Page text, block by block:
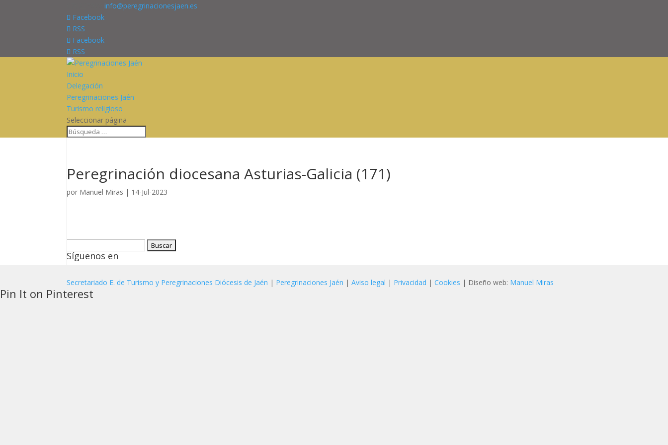
info@peregrinacionesjaen.es
Facebook
RSS
Facebook
RSS
Inicio
Delegación
Peregrinaciones Jaén
Turismo religioso
Seleccionar página
Peregrinación diocesana Asturias-Galicia (171)
por Manuel Miras | 14-Jul-2023
Síguenos en
Secretariado E. de Turismo y Peregrinaciones Diócesis de Jaén | Peregrinaciones Jaén |Aviso legal | Privacidad |Cookies | Diseño web: Manuel Miras
Pin It on Pinterest